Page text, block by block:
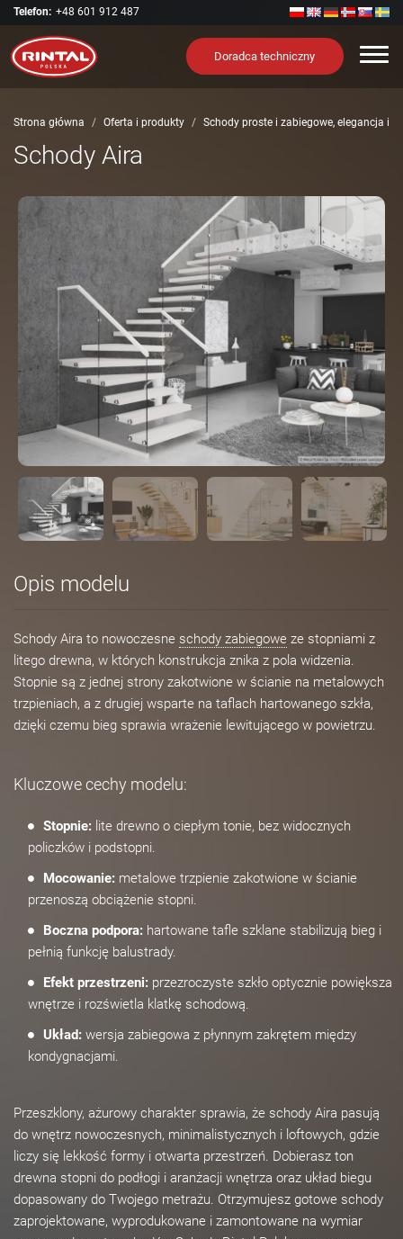
Telefon: +48 601 912 487
Doradca techniczny
Strona główna Oferta i produkty Schody proste i zabiegowe, elegancja i
Schody Aira
Opis modelu
Schody Aira to nowoczesne schody zabiegowe ze stopniami z
litego drewna, w których konstrukcja znika z pola widzenia.
Stopnie są z jednej strony zakotwione w ścianie na metalowych
trzpieniach, a z drugiej wsparte na taflach hartowanego szkła,
dzięki czemu bieg sprawia wrażenie lewitującego w powietrzu.
Kluczowe cechy modelu:
Stopnie: lite drewno o ciepłym tonie, bez widocznych
policzków i podstopni.
Mocowanie: metalowe trzpienie zakotwione w ścianie
przenoszą obciążenie stopni.
Boczna podpora: hartowane tafle szklane stabilizują bieg i
pełnią funkcję balustrady.
Efekt przestrzeni: przezroczyste szkło optycznie powiększa
wnętrze i rozświetla klatkę schodową.
Układ: wersja zabiegowa z płynnym zakrętem między
kondygnacjami.
Przeszklony, ażurowy charakter sprawia, że schody Aira pasują
do wnętrz nowoczesnych, minimalistycznych i loftowych, gdzie
liczy się lekkość formy i otwarta przestrzeń. Dobierasz ton
drewna stopni do podłogi i aranżacji wnętrza oraz układ biegu
dopasowany do Twojego metrażu. Otrzymujesz gotowe schody
zaprojektowane, wyprodukowane i zamontowane na wymiar